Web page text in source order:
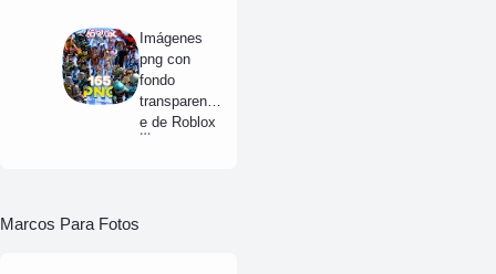
PNG de…
Imágenes
png con
fondo
transparent
e de Roblox
…
Marcos Para Fotos